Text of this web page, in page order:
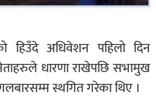
हिउँदे अधिवेशन पहिलो दिन
धारणा राखेपछि सभामुख
स्थगित गरेका थिए ।